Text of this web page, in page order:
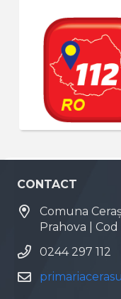
CONTACT
Comuna
Prahova |
0244 297 112